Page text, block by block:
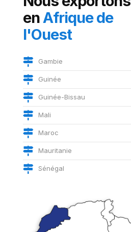
en Afrique de
l'Ouest
Gambie
Guinée
Guinée-Bissau
Mali
Maroc
Mauritanie
Sénégal